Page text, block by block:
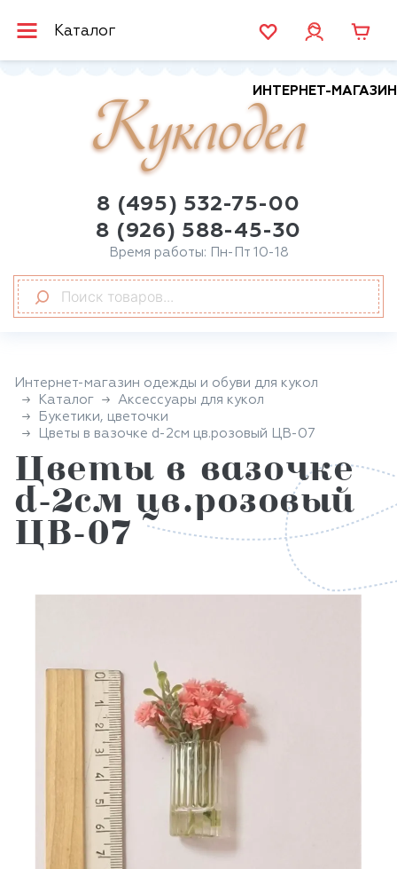
Каталог
ИНТЕРНЕТ-МАГАЗИН
Куклодел
8 (495) 532-75-00
8 (926) 588-45-30
Время работы: Пн-Пт 10-18
Интернет-магазин одежды и обуви для кукол
Каталог
Аксессуары для кукол
Букетики, цветочки
Цветы в вазочке d-2см цв.розовый ЦВ-07
Цветы в вазочке
d-2см цв.розовый
ЦВ-07